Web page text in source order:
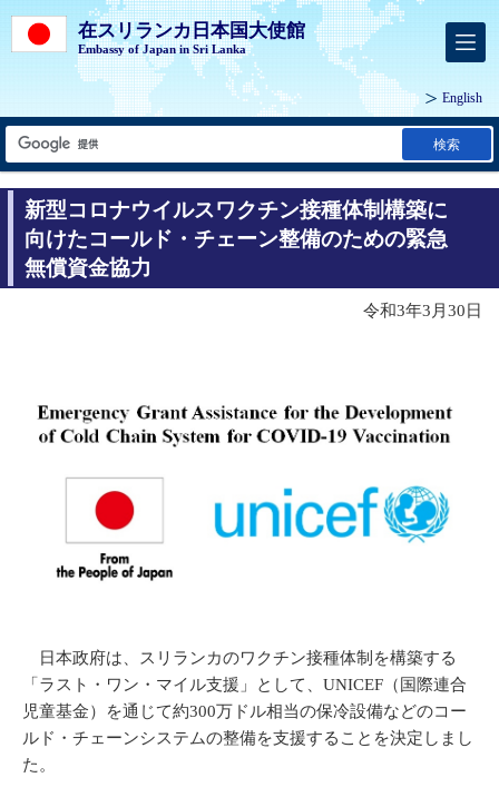
在スリランカ日本国大使館
Embassy of Japan in Sri Lanka
English
検索
新型コロナウイルスワクチン接種体制構築に
向けたコールド・チェーン整備のための緊急
無償資金協力
令和3年3月30日
日本政府は、スリランカのワクチン接種体制を構築する
「ラスト・ワン・マイル支援」として、UNICEF（国際連合
児童基金）を通じて約300万ドル相当の保冷設備などのコー
ルド・チェーンシステムの整備を支援することを決定しまし
た。